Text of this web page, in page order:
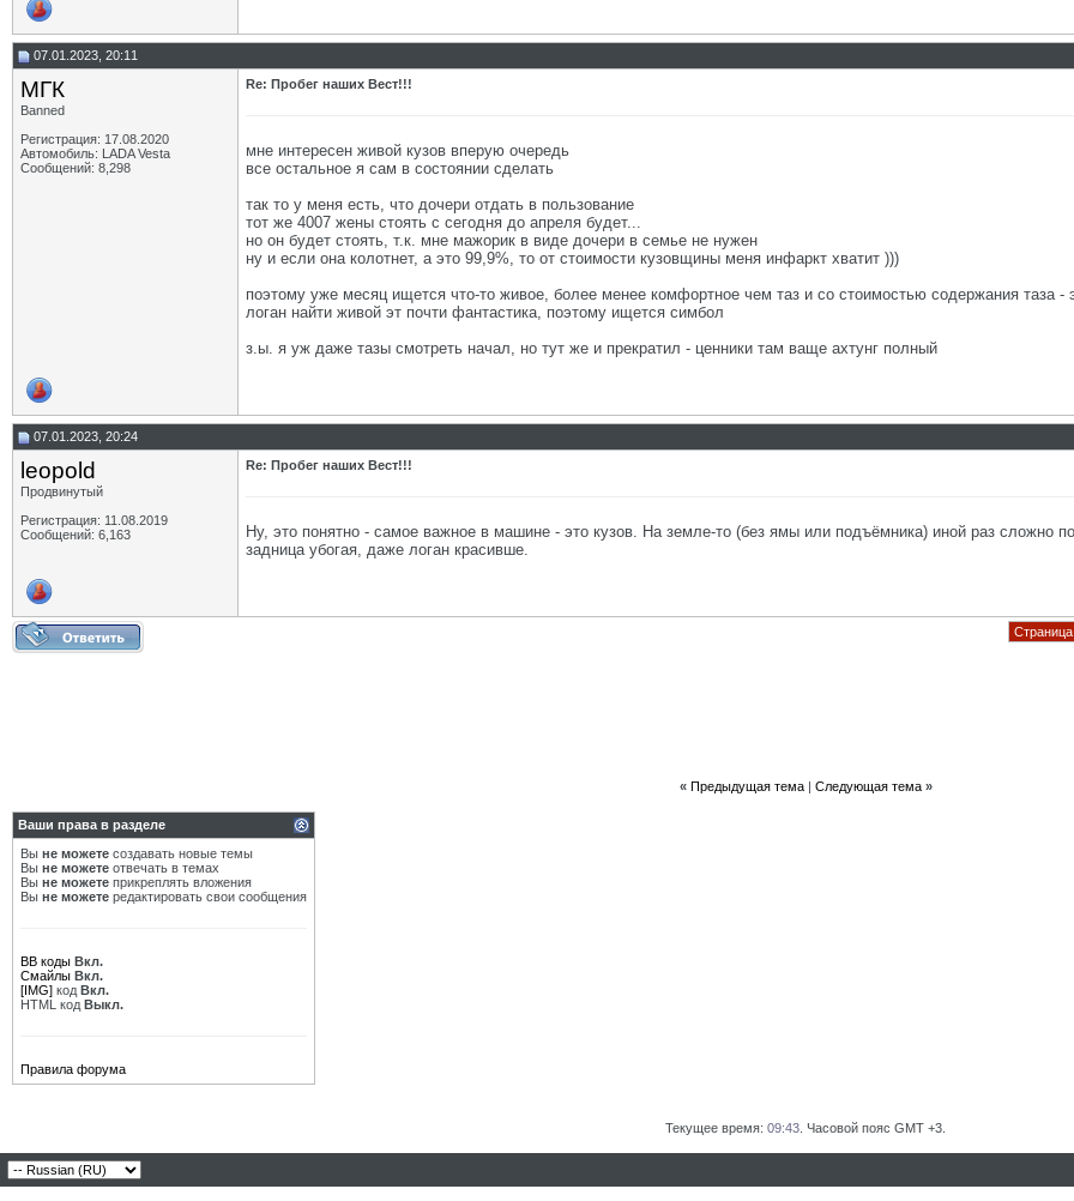
07.01.2023, 20:11
МГК
Banned
Регистрация: 17.08.2020
Автомобиль: LADA Vesta
Сообщений: 8,298
Re: Пробег наших Вест!!!
мне интересен живой кузов вперую очередь
все остальное я сам в состоянии сделать
так то у меня есть, что дочери отдать в пользование
тот же 4007 жены стоять с сегодня до апреля будет...
но он будет стоять, т.к. мне мажорик в виде дочери в семье не нужен
ну и если она колотнет, а это 99,9%, то от стоимости кузовщины меня инфаркт хватит )))
поэтому уже месяц ищется что-то живое, более менее комфортное чем таз и со стоимостью содержания таза -
логан найти живой эт почти фантастика, поэтому ищется симбол
з.ы. я уж даже тазы смотреть начал, но тут же и прекратил - ценники там ваще ахтунг полный
07.01.2023, 20:24
leopold
Продвинутый
Регистрация: 11.08.2019
Сообщений: 6,163
Re: Пробег наших Вест!!!
Ну, это понятно - самое важное в машине - это кузов. На земле-то (без ямы или подъёмника) иной раз сложно
задница убогая, даже логан красивше.
« Предыдущая тема| Следующая тема »
Ваши права в разделе
Вы не можете создавать новые темы
Вы не можете отвечать в темах
Вы не можете прикреплять вложения
Вы не можете редактировать свои сообщения
BB коды Вкл.
Смайлы Вкл.
[IMG] код Вкл.
HTML код Выкл.
Правила форума
Текущее время: 09:43 . Часовой пояс GMT +3.